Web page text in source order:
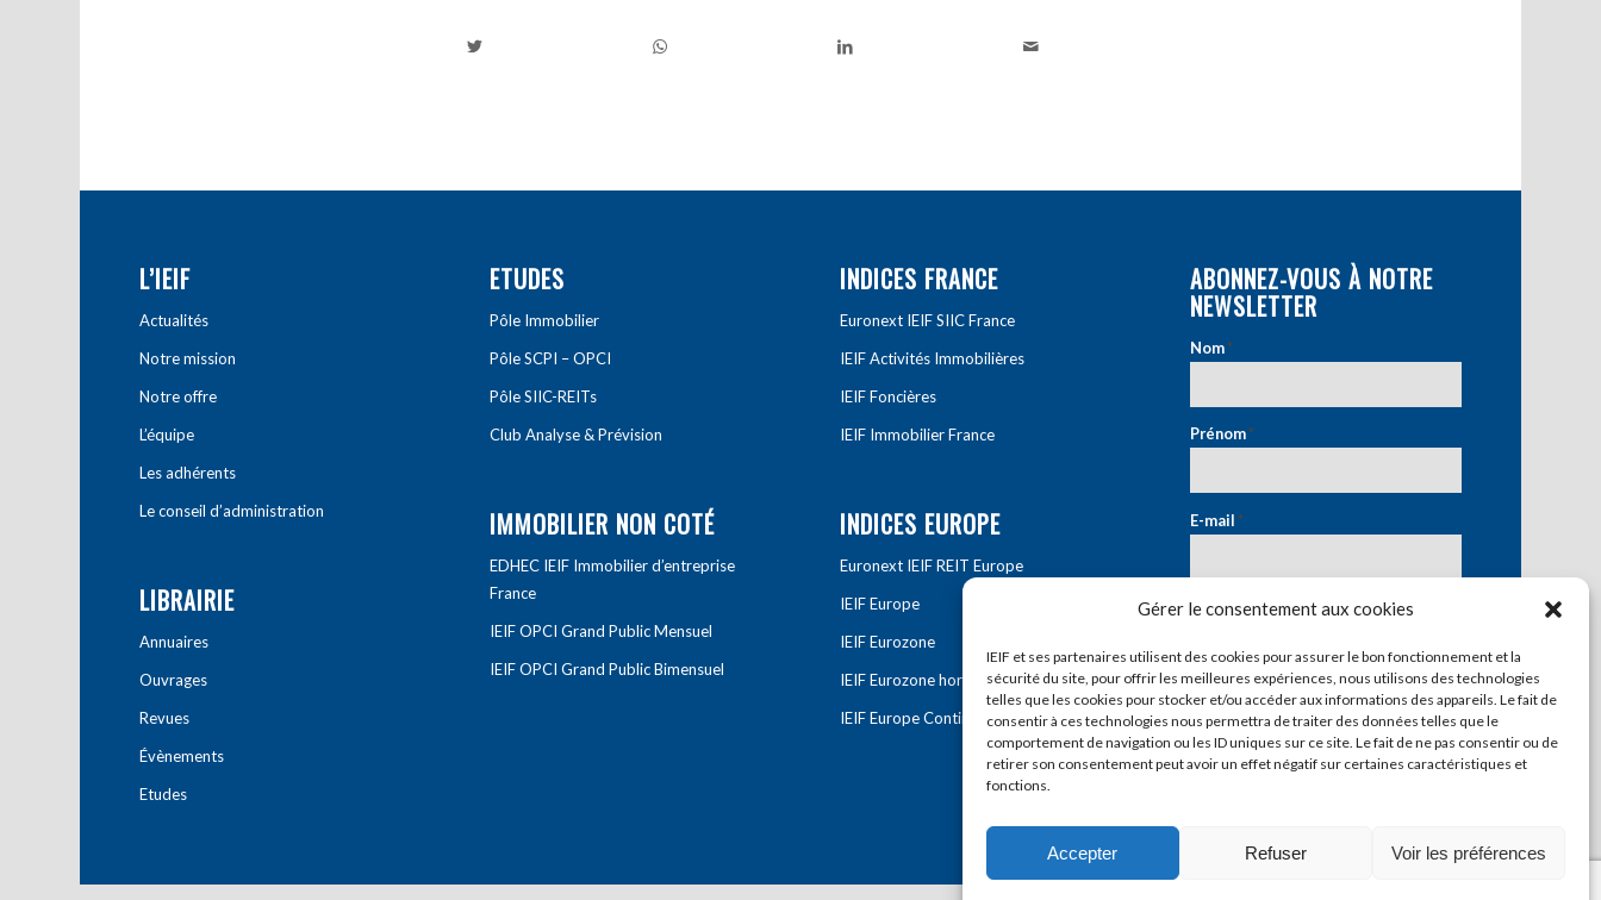
Gérer le consentement aux cookies
IEIF et ses partenaires utilisent des cookies pour assurer le bon fonctionnement et la
sécurité du site, pour offrir les meilleures expériences, nous utilisons des technologies
telles que les cookies pour stocker et/ou accéder aux informations des appareils. Le fait de
consentir à ces technologies nous permettra de traiter des données telles que le
comportement de navigation ou les ID uniques sur ce site. Le fait de ne pas consentir ou de
retirer son consentement peut avoir un effet négatif sur certaines caractéristiques et
fonctions.
Accepter Refuser Voir les préférences
L’IEIF
Actualités
Notre mission
Notre offre
L’équipe
Les adhérents
Le conseil d’administration
LIBRAIRIE
Annuaires
Ouvrages
Revues
Évènements
Etudes
ETUDES
Pôle Immobilier
Pôle SCPI – OPCI
Pôle SIIC-REITs
Club Analyse & Prévision
IMMOBILIER NON COTÉ
EDHEC IEIF Immobilier d’entreprise
France
IEIF OPCI Grand Public Mensuel
IEIF OPCI Grand Public Bimensuel
INDICES FRANCE
Euronext IEIF SIIC France
IEIF Activités Immobilières
IEIF Foncières
IEIF Immobilier France
INDICES EUROPE
Euronext IEIF REIT Europe
IEIF Europe
IEIF Eurozone
IEIF Eurozone hors France
IEIF Europe Continentale
ABONNEZ-VOUS À NOTRE
NEWSLETTER
Nom*
Prénom*
E-mail*